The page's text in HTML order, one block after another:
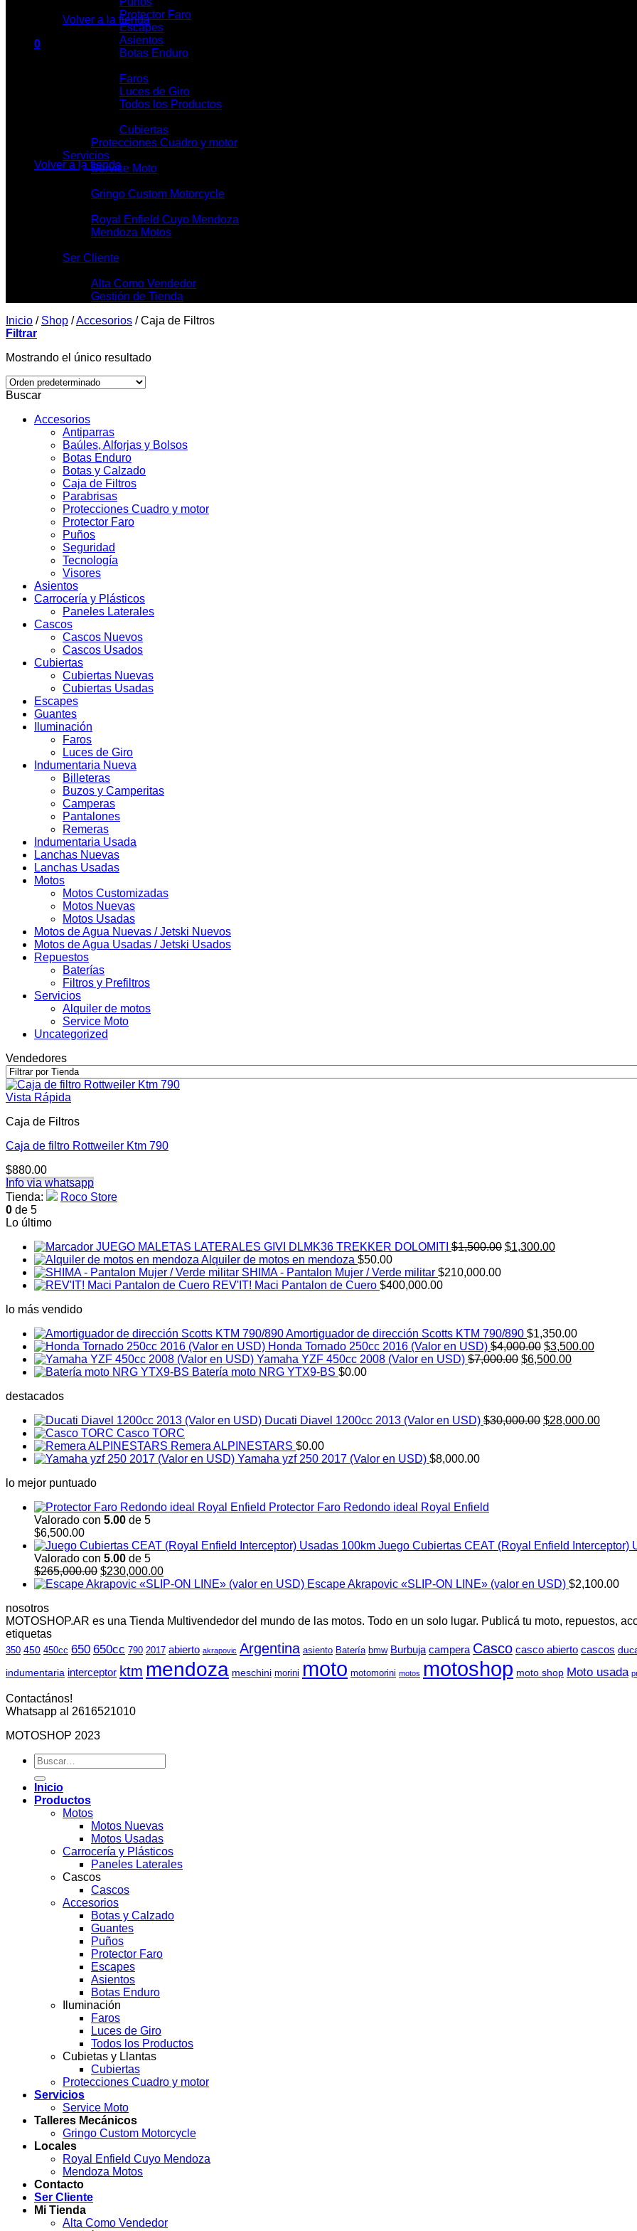
Volver a la tienda
0
No hay productos en el carrito.
Volver a la tienda
Protector Faro
Escapes
Asientos
Botas Enduro
Faros
Luces de Giro
Todos los Productos
Cubiertas
Protecciones Cuadro y motor
Servicios
Service Moto
Gringo Custom Motorcycle
Royal Enfield Cuyo Mendoza
Mendoza Motos
Ser Cliente
Alta Como Vendedor
Gestión de Tienda
Inicio / Shop /Accesorios /Caja de Filtros
Filtrar
Mostrando el único resultado
Buscar
Accesorios
Antiparras
Baúles, Alforjas y Bolsos
Botas Enduro
Botas y Calzado
Caja de Filtros
Parabrisas
Protecciones Cuadro y motor
Protector Faro
Puños
Seguridad
Tecnología
Visores
Asientos
Carrocería y Plásticos
Paneles Laterales
Cascos
Cascos Nuevos
Cascos Usados
Cubiertas
Cubiertas Nuevas
Cubiertas Usadas
Escapes
Guantes
Iluminación
Faros
Luces de Giro
Indumentaria Nueva
Billeteras
Buzos y Camperitas
Camperas
Pantalones
Remeras
Indumentaria Usada
Lanchas Nuevas
Lanchas Usadas
Motos
Motos Customizadas
Motos Nuevas
Motos Usadas
Motos de Agua Nuevas / Jetski Nuevos
Motos de Agua Usadas / Jetski Usados
Repuestos
Baterías
Filtros y Prefiltros
Servicios
Alquiler de motos
Service Moto
Uncategorized
Vendedores
Vista Rápida
Caja de Filtros
Caja de filtro Rottweiler Ktm 790
$880.00
Info via whatsapp
Tienda:
Roco Store
0 de 5
Lo último
JUEGO MALETAS LATERALES GIVI DLMK36 TREKKER DOLOMITI $1,500.00 El
$1,300.00El
Alquiler de motos en mendoza $50.00
SHIMA - Pantalon Mujer / Verde militar $210,000.00
REV'IT! Maci Pantalon de Cuero $400,000.00
lo más vendido
Amortiguador de dirección Scotts KTM 790/890 $1,350.00
Honda Tornado 250cc 2016 (Valor en USD) $4,000.00 El
precio
$3,500.00El
Yamaha YZF 450cc 2008 (Valor en USD) $7,000.00 El
$6,500.00El
Batería moto NRG YTX9-BS $0.00
destacados
Ducati Diavel 1200cc 2013 (Valor en USD) $30,000.00 El
$28,000.00El
Casco TORC
Remera ALPINESTARS $0.00
Yamaha yzf 250 2017 (Valor en USD) $8,000.00
lo mejor puntuado
Protector Faro Redondo ideal Royal Enfield
Valorado con 5.00 de 5
$6,500.00
Juego Cubiertas CEAT (Royal Enfield Interceptor)
Valorado con 5.00 de 5
$265,000.00 El
precio
$265,000.00.
$230,000.00El
precio
$230,000.00.
Escape Akrapovic «SLIP-ON LINE» (valor en USD) $2,100.00
nosotros
MOTOSHOP.AR es una Tienda Multivendedor del mundo de las motos. Todo en un solo lugar. Publicá tu moto, repuestos,
etiquetas
350 450 450cc 650 650cc 790 2017 abierto akrapovic Argentina asiento Batería bmw Burbuja campera Casco casco abierto cascos
indumentaria interceptor ktm mendoza meschini morini moto motomorini motos motoshop moto shop Moto usada
Contactános!
Whatsapp al 2616521010
MOTOSHOP 2023
Buscar
por:
Inicio
Productos
Motos
Motos Nuevas
Motos Usadas
Carrocería y Plásticos
Paneles Laterales
Cascos
Cascos
Accesorios
Botas y Calzado
Guantes
Puños
Protector Faro
Escapes
Asientos
Botas Enduro
Iluminación
Faros
Luces de Giro
Todos los Productos
Cubietas y Llantas
Cubiertas
Protecciones Cuadro y motor
Servicios
Service Moto
Talleres Mecánicos
Gringo Custom Motorcycle
Locales
Royal Enfield Cuyo Mendoza
Mendoza Motos
Contacto
Ser Cliente
Mi Tienda
Alta Como Vendedor